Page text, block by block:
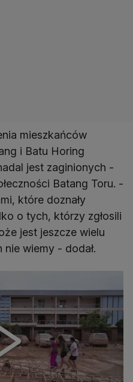
mieszkańców
i Batu Horing
jest zaginionych -
Batang Toru. -
które doznały
o tych, którzy zgłosili
jest jeszcze wielu
wiemy - dodał.